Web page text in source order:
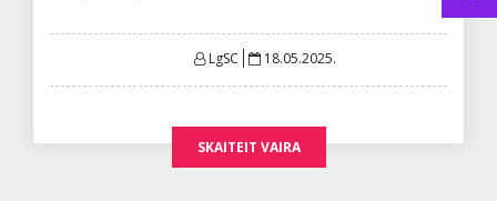
LgSC
Posted
18.05.2025.
SKAITEIT VAIRA